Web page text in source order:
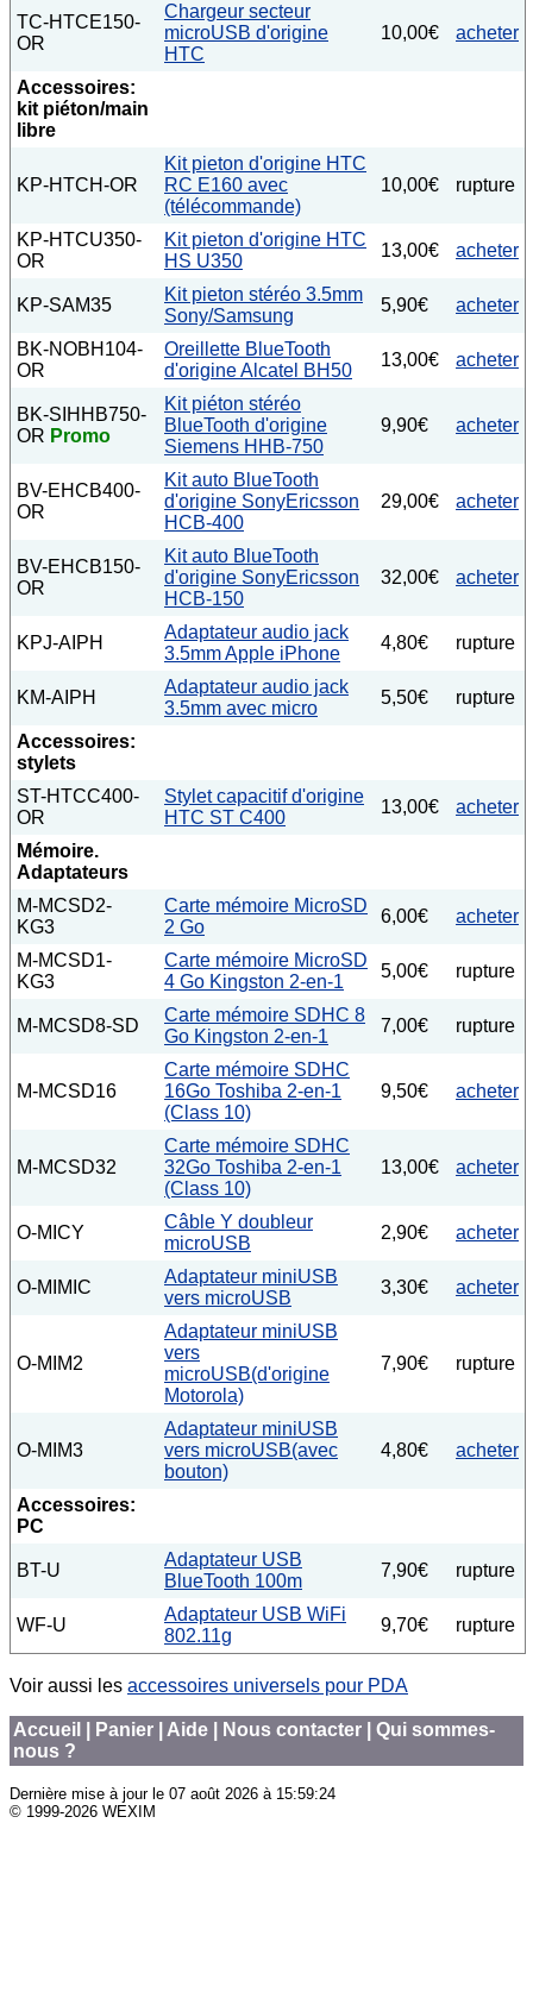
TC-HTCE150-
OR
Chargeur secteur
microUSB d'origine
HTC
10,00€ acheter
Accessoires:
kit piéton/main
libre
KP-HTCH-OR
Kit pieton d'origine HTC
RC E160 avec
(télécommande)
10,00€ rupture
KP-HTCU350-
OR
Kit pieton d'origine HTC
HS U350
13,00€ acheter
KP-SAM35
Kit pieton stéréo 3.5mm
Sony/Samsung
5,90€ acheter
BK-NOBH104-
OR
Oreillette BlueTooth
d'origine Alcatel BH50
13,00€ acheter
BK-SIHHB750-
OR Promo
Kit piéton stéréo
BlueTooth d'origine
Siemens HHB-750
9,90€ acheter
BV-EHCB400-
OR
Kit auto BlueTooth
d'origine SonyEricsson
HCB-400
29,00€ acheter
BV-EHCB150-
OR
Kit auto BlueTooth
d'origine SonyEricsson
HCB-150
32,00€ acheter
KPJ-AIPH
Adaptateur audio jack
3.5mm Apple iPhone
4,80€ rupture
KM-AIPH
Adaptateur audio jack
3.5mm avec micro
5,50€ rupture
Accessoires:
stylets
ST-HTCC400-
OR
Stylet capacitif d'origine
HTC ST C400
13,00€ acheter
Mémoire.
Adaptateurs
M-MCSD2-
KG3
Carte mémoire MicroSD
2 Go
6,00€ acheter
M-MCSD1-
KG3
Carte mémoire MicroSD
4 Go Kingston 2-en-1
5,00€ rupture
M-MCSD8-SD
Carte mémoire SDHC 8
Go Kingston 2-en-1
7,00€ rupture
M-MCSD16
Carte mémoire SDHC
16Go Toshiba 2-en-1
(Class 10)
9,50€ acheter
M-MCSD32
Carte mémoire SDHC
32Go Toshiba 2-en-1
(Class 10)
13,00€ acheter
O-MICY
Câble Y doubleur
microUSB
2,90€ acheter
O-MIMIC
Adaptateur miniUSB
vers microUSB
3,30€ acheter
O-MIM2
Adaptateur miniUSB
vers
microUSB(d'origine
Motorola)
7,90€ rupture
O-MIM3
Adaptateur miniUSB
vers microUSB(avec
bouton)
4,80€ acheter
Accessoires:
PC
BT-U
Adaptateur USB
BlueTooth 100m
7,90€ rupture
WF-U
Adaptateur USB WiFi
802.11g
9,70€ rupture
Voir aussi les accessoires universels pour PDA
Accueil Panier Aide Nous contacter
Qui sommes-
nous ?
Dernière mise à jour le 07 août 2026 à 15:59:24
© 1999-2026 WEXIM